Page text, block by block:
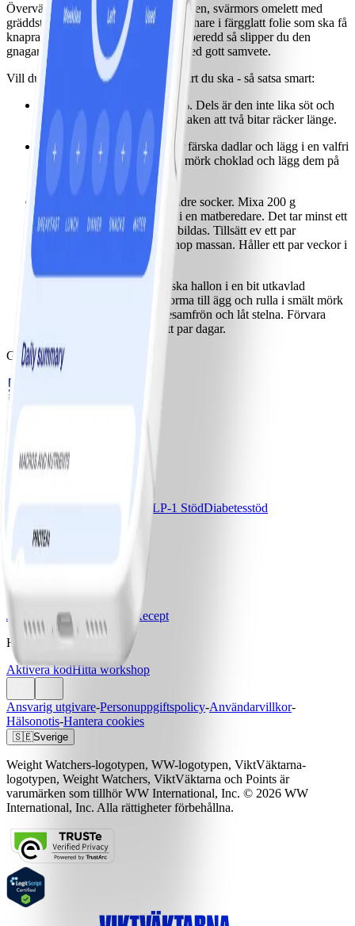
Överväg noga om det är lyxiga laxpajen, svärmors omelett med
gräddstuvad sparris eller chokladpåskhare i färgglatt folie som ska få
knapra på din budget. Är du bara förberedd så slipper du den
gnagande oron och då får du njuta med gott samvete.
Vill du njuta av godis - och det är klart du ska - så satsa smart:
Mörk choklad med minst 70%. Dels är den inte lika söt och
dels är den ofta så kraftig i smaken att två bitar räcker länge.
Nötfyllda dadelägg: Kärna ur färska dadlar och lägg i en valfri
nöt i varje. Rulla dem i smält mörk choklad och lägg dem på
Egen mandelmassa med mindre socker. Mixa 200 g
sötmandel 4 msk strösocker i en matberedare. Det tar minst ett
par minuter innan en massa bildas. Tillsätt ev ett par
matskedar vatten för att få ihop massan. Håller ett par veckor i
Sesamägg. Göm ett par färska hallon i en bit utkavlad
hemgjord mandelmassa. Forma till ägg och rulla i smält mörk
choklad. Strö på rostade sesamfrön och låt stelna. Förvara
svalt. Konsumeras inom ett par dagar.
God och glad påsk!
Ladda ner WW-appen
GLP-1 StödDiabetesstöd
Priser & Erbjudanden
Vårt företag
Jobba med oss
Artiklar & Recept
Hjälp
Aktivera kodHitta workshop
Ansvarig utgivare-Personuppgiftspolicy-Användarvillkor-
Hälsonotis-Hantera cookies
🇸🇪Sverige
Weight Watchers-logotypen, WW-logotypen, ViktVäktarna-
logotypen, Weight Watchers, ViktVäktarna och Points är
varumärken som tillhör WW International, Inc. © 2026 WW
International, Inc. Alla rättigheter förbehållna.